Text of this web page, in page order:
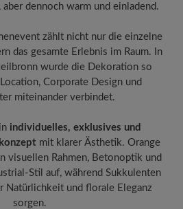
, aber dennoch warm und einladend.
zählt nicht nur die einzelne
das gesamte Erlebnis im Raum. In
wurde die Dekoration so
Corporate Design und
miteinander verbindet.
individuelles, exklusives und
mit klarer Ästhetik. Orange
visuellen Rahmen, Betonoptik und
Stil auf, während Sukkulenten
Natürlichkeit und florale Eleganz
sorgen.